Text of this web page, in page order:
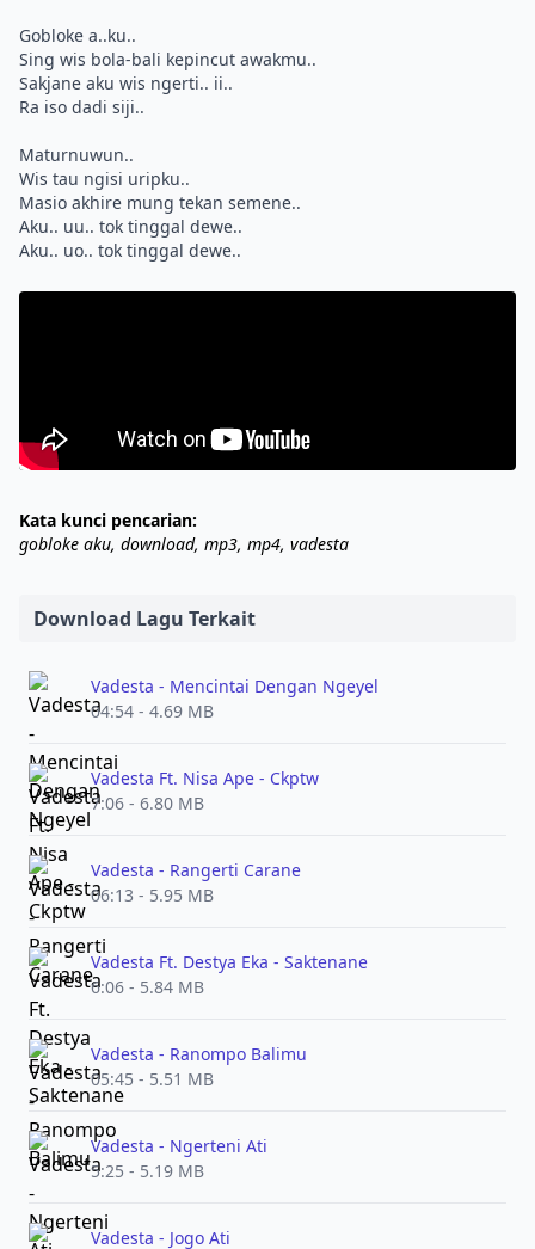
Gobloke a..ku..
Sing wis bola-bali kepincut awakmu..
Sakjane aku wis ngerti.. ii..
Ra iso dadi siji..
Maturnuwun..
Wis tau ngisi uripku..
Masio akhire mung tekan semene..
Aku.. uu.. tok tinggal dewe..
Kata kunci pencarian:
gobloke aku, download, mp3, mp4, vadesta
Download Lagu Terkait
Vadesta - Mencintai Dengan Ngeyel
04:54 - 4.69 MB
Vadesta Ft. Nisa Ape - Ckptw
7:06 - 6.80 MB
Vadesta - Rangerti Carane
06:13 - 5.95 MB
Vadesta Ft. Destya Eka - Saktenane
6:06 - 5.84 MB
Vadesta - Ranompo Balimu
05:45 - 5.51 MB
Vadesta - Ngerteni Ati
5:25 - 5.19 MB
Vadesta - Jogo Ati